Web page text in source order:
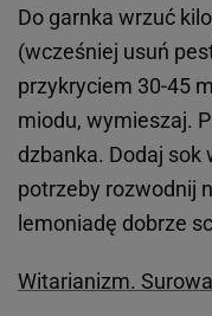
Do garnka wrzuć
(wcześniej usuń
przykryciem 30-45
miodu, wymieszaj.
dzbanka. Dodaj sok
potrzeby rozwodnij
lemoniadę dobrze
Witarianizm.